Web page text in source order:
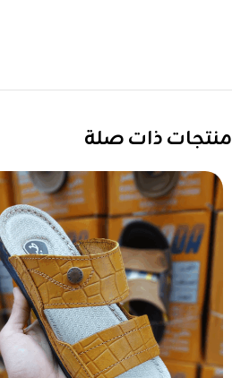
منتجات ذات صلة